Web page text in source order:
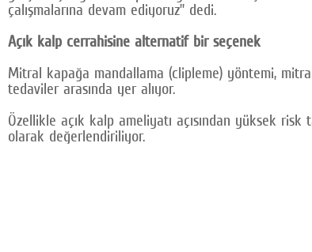
çalışmalarına devam ediyoruz” dedi.
Açık kalp cerrahisine alternatif bir seçenek
Mitral kapağa mandallama (clipleme) yöntemi,
tedaviler arasında yer alıyor.
Özellikle açık kalp ameliyatı açısından yüksek
olarak değerlendiriliyor.